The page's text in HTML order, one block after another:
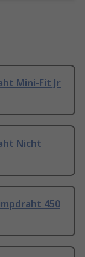
Mini-Fit Jr
Nicht
450